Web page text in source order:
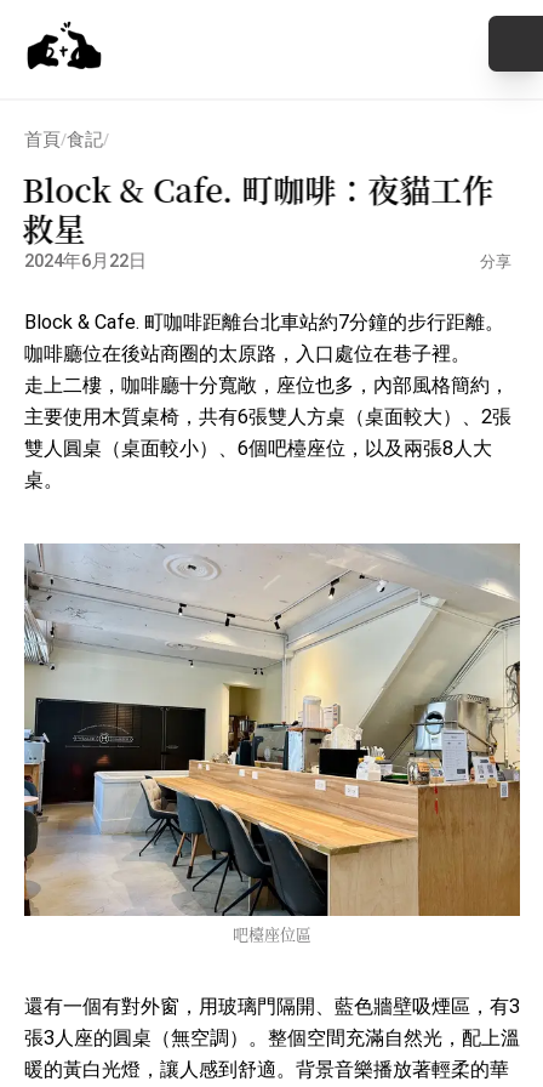
首頁/食記/
Block & Cafe. 町咖啡：夜貓工作
救星
2024年6月22日 分享
Block & Cafe. 町咖啡距離台北車站約7分鐘的步行距離。
咖啡廳位在後站商圈的太原路，入口處位在巷子裡。
走上二樓，咖啡廳十分寬敞，座位也多，內部風格簡約，
主要使用木質桌椅，共有6張雙人方桌（桌面較大）、2張
雙人圓桌（桌面較小）、6個吧檯座位，以及兩張8人大
桌。
吧檯座位區
還有一個有對外窗，用玻璃門隔開、藍色牆壁吸煙區，有3
張3人座的圓桌（無空調）。整個空間充滿自然光，配上溫
暖的黃白光燈，讓人感到舒適。背景音樂播放著輕柔的華